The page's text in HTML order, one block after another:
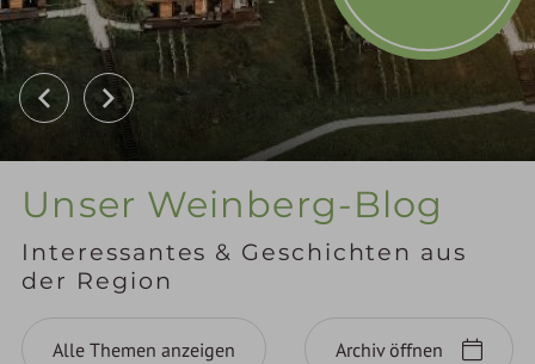
Unser Weinberg-Blog
Interessantes & Geschichten aus
der Region
Alle Themen anzeigen Archiv öffnen